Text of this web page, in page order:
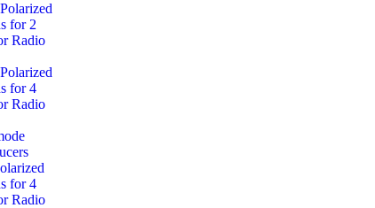
for 2
Radio
for 4
Radio
for 4
Radio